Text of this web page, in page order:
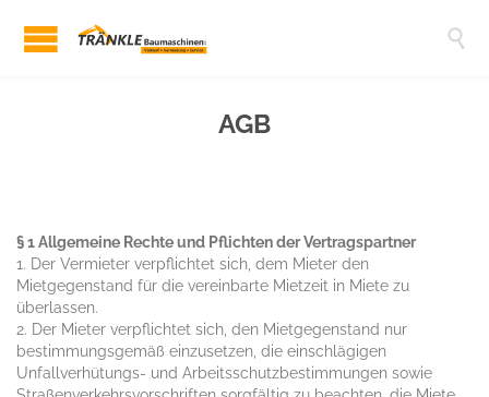

AGB
§ 1 Allgemeine Rechte und Pflichten der Vertragspartner
1. Der Vermieter verpflichtet sich, dem Mieter den
Mietgegenstand für die vereinbarte Mietzeit in Miete zu
überlassen.
2. Der Mieter verpflichtet sich, den Mietgegenstand nur
bestimmungsgemäß einzusetzen, die einschlägigen
Unfallverhütungs- und Arbeitsschutzbestimmungen sowie